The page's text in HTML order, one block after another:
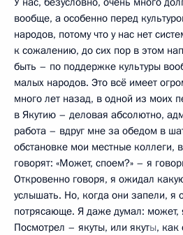
вообще, а особенно перед
народов, потому что у нас нет
к сожалению, до сих пор в этом
быть – по поддержке культуры
малых народов. Это всё имеет
много лет назад, в одной из моих
в Якутию – деловая абсолютно,
работа – вдруг мне за обедом в
обстановке мои местные коллеги,
говорят: «Может, споем?» – я
Откровенно говоря, я ожидал
услышать. Но, когда они запели, я
потрясающе. Я даже думал: может,
Посмотрел – якуты, или якуты, как